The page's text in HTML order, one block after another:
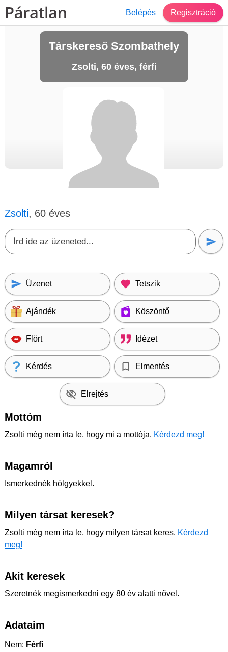
Belépés Regisztráció
Társkereső Szombathely
Zsolti, 60 éves, férfi
Zsolti, 60 éves
Üzenet Tetszik
Ajándék Köszöntő
Flört Idézet
Kérdés Elmentés
Elrejtés
Mottóm
Zsolti még nem írta le, hogy mi a mottója. Kérdezd meg!
Magamról
Ismerkednék hölgyekkel.
Milyen társat keresek?
Zsolti még nem írta le, hogy milyen társat keres. Kérdezd
meg!
Akit keresek
Szeretnék megismerkedni egy 80 év alatti nővel.
Adataim
Nem: Férfi